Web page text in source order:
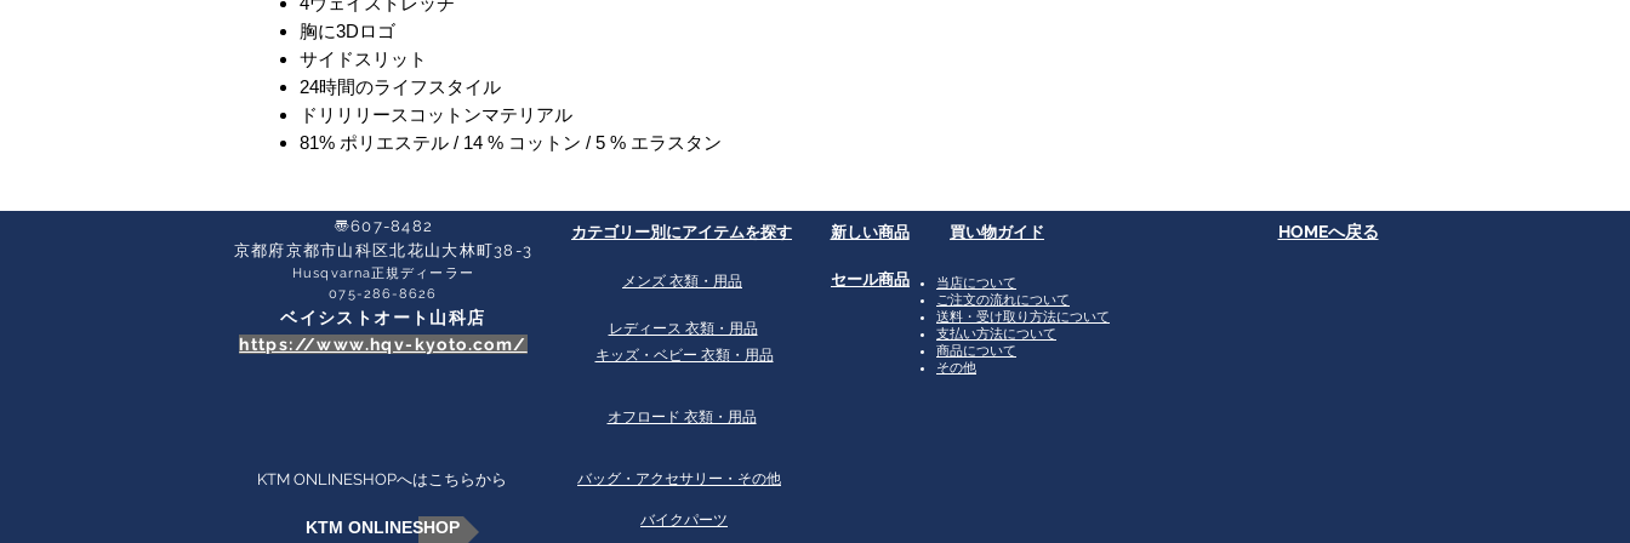
胸に3Dロゴ
サイドスリット
24時間のライフスタイル
ドリリリースコットンマテリアル
81% ポリエステル / 14 % コットン / 5 % エラスタン
〠607-8482
京都府京都市山科区北花山大林町38-3​
Husqvarna正規ディーラー
​075-286-8626
ベイシストオート山科店
https://www.hqv-kyoto.com/
​カテゴリー別にアイテムを探す ​新しい商品
​メンズ 衣類・用品 ​セール商品
​レディース 衣類・用品
​キッズ・ベビー 衣類・用品
買い物ガイド ​HOMEへ戻る
​当店について
ご注文の流れについて
送料・受け取り方法について
支払い方法について
商品について
その他
オフロード 衣類・用品
KTM ONLINESHOPへはこちらから
KTM ONLINESHOP
​バッグ・アクセサリー・その他
バイクパーツ